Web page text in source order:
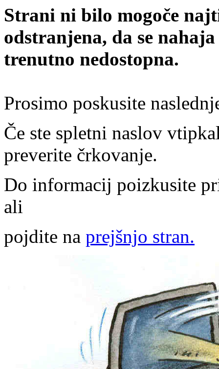
Strani ni bilo mogoče
odstranjena, da se
trenutno nedostopna.
Prosimo poskusite
Če ste spletni naslov
preverite črkovanje.
Do informacij poizkusite
ali
pojdite na prejšnjo stran.